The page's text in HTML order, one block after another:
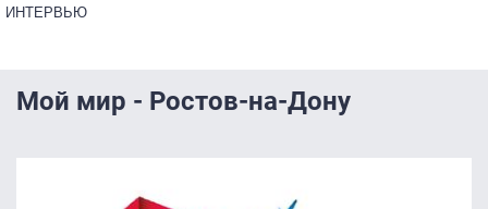
ИНТЕРВЬЮ
Мой мир - Ростов-на-Дону